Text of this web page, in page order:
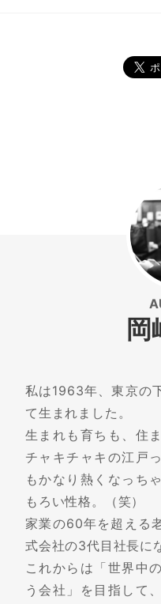
岡
私は1963年、東京の
て生まれました。
生まれも育ちも、住
チャキチャキの江戸
もかなり熱くなっち
もろい性格。（笑）
家業の60年を超える
式会社の3代目社長に
これからは「世界中
う会社」を目指して